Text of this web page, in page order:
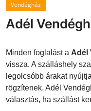
Magyarország
Horvátország
Szállások a Balatonon
Szállások
Vendégház
Adél
Minden foglalást a Adél
vissza. A szálláshely
legolcsóbb árakat
rögzítenek. Adél
választás, ha szállást